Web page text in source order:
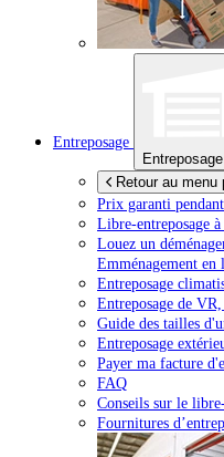
Entreposage
Entreposage
Retour au menu
Prix garanti
Libre-entreposage à
Louez un
Emménagement
Entreposage
Entreposage de
Guide des tailles
Entreposage
Payer ma facture
FAQ
Conseils sur le
Fournitures